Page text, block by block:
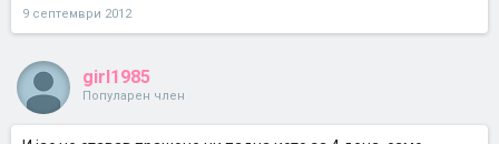
9 септември 2012
girl1985
Популарен член